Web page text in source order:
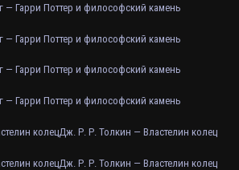
— Гарри Поттер и философский камень
— Гарри Поттер и философский камень
— Гарри Поттер и философский камень
— Гарри Поттер и философский камень
колецДж. Р. Р. Толкин — Властелин колец
колецДж. Р. Р. Толкин — Властелин колец